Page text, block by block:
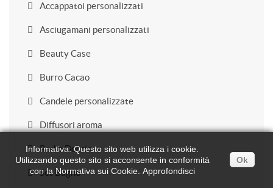
Accappatoi personalizzati
Asciugamani personalizzati
Beauty Case
Burro Cacao
Candele personalizzate
Diffusori aroma
Radio Doccia
Set Bagno
Informativa: Questo sito web utilizza i cookie.
Utilizzando questo sito si acconsente in conformità
con la Normativa sui Cookie. Approfondisci
Ok